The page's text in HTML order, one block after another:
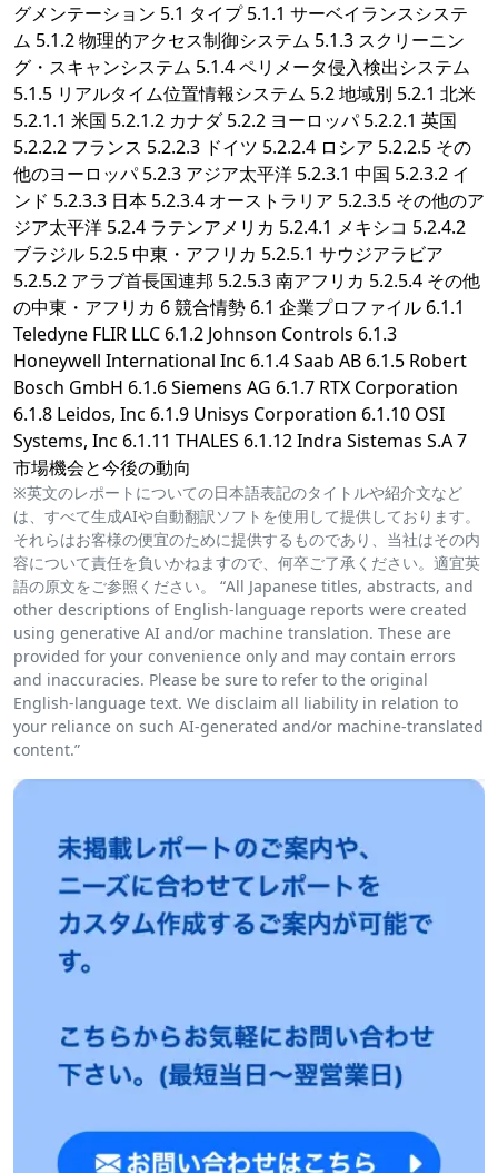
グメンテーション 5.1 タイプ 5.1.1 サーベイランスシステ
ム 5.1.2 物理的アクセス制御システム 5.1.3 スクリーニン
グ・スキャンシステム 5.1.4 ペリメータ侵入検出システム
5.1.5 リアルタイム位置情報システム 5.2 地域別 5.2.1 北米
5.2.1.1 米国 5.2.1.2 カナダ 5.2.2 ヨーロッパ 5.2.2.1 英国
5.2.2.2 フランス 5.2.2.3 ドイツ 5.2.2.4 ロシア 5.2.2.5 その
他のヨーロッパ 5.2.3 アジア太平洋 5.2.3.1 中国 5.2.3.2 イ
ンド 5.2.3.3 日本 5.2.3.4 オーストラリア 5.2.3.5 その他のア
ジア太平洋 5.2.4 ラテンアメリカ 5.2.4.1 メキシコ 5.2.4.2
ブラジル 5.2.5 中東・アフリカ 5.2.5.1 サウジアラビア
5.2.5.2 アラブ首長国連邦 5.2.5.3 南アフリカ 5.2.5.4 その他
の中東・アフリカ 6 競合情勢 6.1 企業プロファイル 6.1.1
Teledyne FLIR LLC 6.1.2 Johnson Controls 6.1.3
Honeywell International Inc 6.1.4 Saab AB 6.1.5 Robert
Bosch GmbH 6.1.6 Siemens AG 6.1.7 RTX Corporation
6.1.8 Leidos, Inc 6.1.9 Unisys Corporation 6.1.10 OSI
Systems, Inc 6.1.11 THALES 6.1.12 Indra Sistemas S.A 7
市場機会と今後の動向
※英文のレポートについての日本語表記のタイトルや紹介文など
は、すべて生成AIや自動翻訳ソフトを使用して提供しております。
それらはお客様の便宜のために提供するものであり、当社はその内
容について責任を負いかねますので、何卒ご了承ください。適宜英
語の原文をご参照ください。 “All Japanese titles, abstracts, and
other descriptions of English-language reports were created
using generative AI and/or machine translation. These are
provided for your convenience only and may contain errors
and inaccuracies. Please be sure to refer to the original
English-language text. We disclaim all liability in relation to
your reliance on such AI-generated and/or machine-translated
content.”